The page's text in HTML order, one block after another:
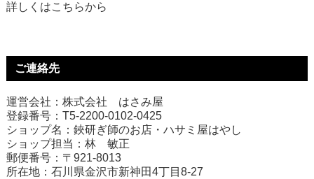
詳しくはこちらから
ご連絡先
運営会社：株式会社 はさみ屋
登録番号：T5-2200-0102-0425
ショップ名：鋏研ぎ師のお店・ハサミ屋はやし
ショップ担当：林 敏正
郵便番号：〒921-8013
所在地：石川県金沢市新神田4丁目8-27